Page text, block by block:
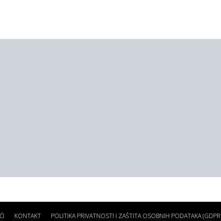
KONTAKT POLITIKA PRIVATNOSTI I ZAŠTITA OSOBNIH PODATAKA